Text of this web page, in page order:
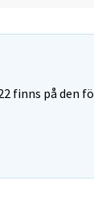
finns på den